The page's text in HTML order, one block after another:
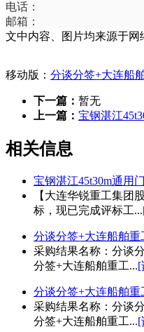
电话：
邮箱：
文中内容、图片均来源于网
移动版： 分谈分签+大连船
下一篇： 暂无
上一篇： 宝钢湛江
相关信息
宝钢湛江45t30m通用
【大连华锐重工集团
标，现已完成评标工...
分谈分签+大连船舶
采购结果名称：分谈
分签+大连船舶重工...[
分谈分签+大连船舶
采购结果名称：分谈
分签+大连船舶重工...[